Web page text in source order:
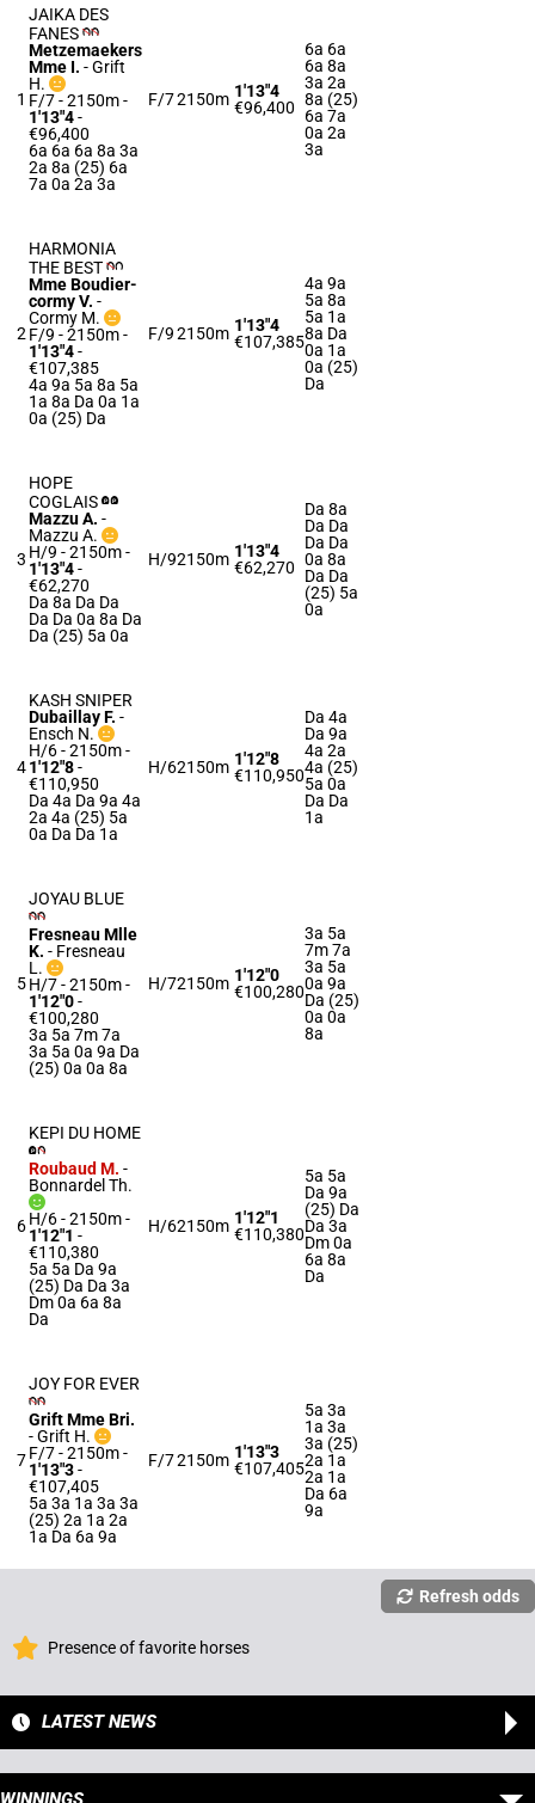
1
JAIKA DES
FANES
Metzemaekers
Mme I. -Grift
H.
F/7 - 2150m-
1'13"4-
€96,400
6a 6a 6a 8a 3a
2a 8a (25) 6a
7a 0a 2a 3a
F/72150m 1'13"4
€96,400
6a 6a
6a 8a
3a 2a
8a (25)
6a 7a
0a 2a
3a
2
HARMONIA
THE BEST
Mme Boudier-
cormy V. -
Cormy M.
F/9 - 2150m-
1'13"4-
€107,385
4a 9a 5a 8a 5a
1a 8a Da 0a 1a
0a (25) Da
F/92150m 1'13"4
€107,385
4a 9a
5a 8a
5a 1a
8a Da
0a 1a
0a (25)
Da
3
HOPE
COGLAIS
Mazzu A. -
Mazzu A.
H/9 - 2150m-
1'13"4-
€62,270
Da 8a Da Da
Da Da 0a 8a Da
Da (25) 5a 0a
H/92150m 1'13"4
€62,270
Da 8a
Da Da
Da Da
0a 8a
Da Da
(25) 5a
0a
4
KASH SNIPER
Dubaillay F. -
Ensch N.
H/6 - 2150m-
1'12"8-
€110,950
Da 4a Da 9a 4a
2a 4a (25) 5a
0a Da Da 1a
H/62150m 1'12"8
€110,950
Da 4a
Da 9a
4a 2a
4a (25)
5a 0a
Da Da
1a
5
JOYAU BLUE
Fresneau Mlle
K. - Fresneau
L.
H/7 - 2150m-
1'12"0-
€100,280
3a 5a 7m 7a
3a 5a 0a 9a Da
(25) 0a 0a 8a
H/72150m 1'12"0
€100,280
3a 5a
7m 7a
3a 5a
0a 9a
Da (25)
0a 0a
8a
6
KEPI DU HOME
Roubaud M. -
Bonnardel Th.
H/6 - 2150m-
1'12"1 -
€110,380
5a 5a Da 9a
(25) Da Da 3a
Dm 0a 6a 8a
Da
H/62150m 1'12"1
€110,380
5a 5a
Da 9a
(25) Da
Da 3a
Dm 0a
6a 8a
Da
7
JOY FOR EVER
Grift Mme Bri.
-Grift H.
F/7 - 2150m-
1'13"3-
€107,405
5a 3a 1a 3a 3a
(25) 2a 1a 2a
1a Da 6a 9a
F/72150m 1'13"3
€107,405
5a 3a
1a 3a
3a (25)
2a 1a
2a 1a
Da 6a
9a
Refresh odds
Presence of favorite horses
LATEST NEWS